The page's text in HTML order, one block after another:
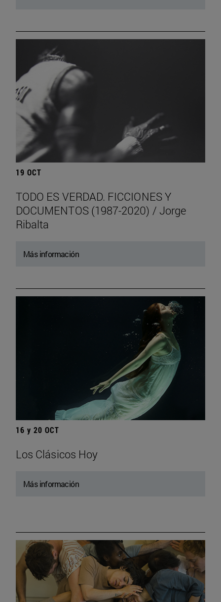
19 OCT
TODO ES VERDAD. FICCIONES Y
DOCUMENTOS (1987-2020) / Jorge
Ribalta
Más información
16 y 20 OCT
Los Clásicos Hoy
Más información